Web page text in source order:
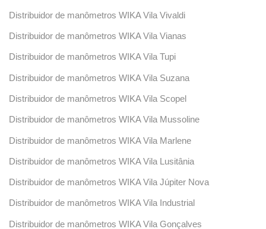
Distribuidor de manômetros WIKA Vila Vivaldi
Distribuidor de manômetros WIKA Vila Vianas
Distribuidor de manômetros WIKA Vila Tupi
Distribuidor de manômetros WIKA Vila Suzana
Distribuidor de manômetros WIKA Vila Scopel
Distribuidor de manômetros WIKA Vila Mussoline
Distribuidor de manômetros WIKA Vila Marlene
Distribuidor de manômetros WIKA Vila Lusitânia
Distribuidor de manômetros WIKA Vila Júpiter Nova
Distribuidor de manômetros WIKA Vila Industrial
Distribuidor de manômetros WIKA Vila Gonçalves